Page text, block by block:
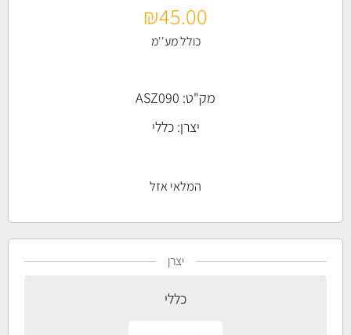
₪45.00
כולל מע''מ
מק"ט: ASZ090
יצרן:כללי
המלאי אזל
יצרן
כללי